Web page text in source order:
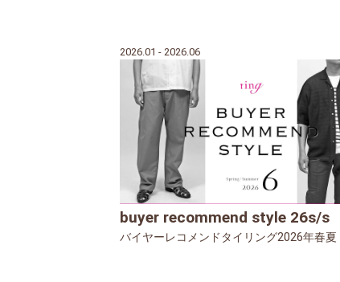
2026.01 - 2026.06
buyer recommend style 26s/s
バイヤーレコメンドタイリング2026年春夏